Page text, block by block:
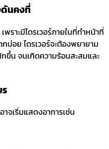
ดันคงที่
พราะมีไดรเวอร์ภายในที่ทำหน้าที่
บ่อย ไดรเวอร์จะต้องพยายาม
ขึ้น จนเกิดความร้อนสะสมและ
อาจเริ่มแสดงอาการเช่น